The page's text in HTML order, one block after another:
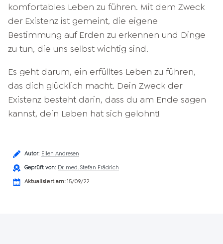
komfortables Leben zu führen. Mit dem Zweck
der Existenz ist gemeint, die eigene
Bestimmung auf Erden zu erkennen und Dinge
zu tun, die uns selbst wichtig sind.
Es geht darum, ein erfülltes Leben zu führen,
das dich glücklich macht. Dein Zweck der
Existenz besteht darin, dass du am Ende sagen
kannst, dein Leben hat sich gelohnt!
Autor: Ellen Andresen
Geprüft von: Dr. med. Stefan Frädrich
Aktualisiert am: 15/09/22